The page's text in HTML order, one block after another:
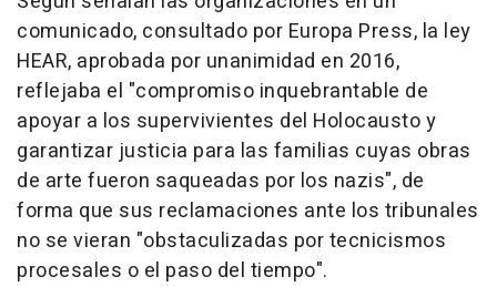
comunicado, consultado por Europa Press, la ley
HEAR, aprobada por unanimidad en 2016,
reflejaba el "compromiso inquebrantable de
apoyar a los supervivientes del Holocausto y
garantizar justicia para las familias cuyas obras
de arte fueron saqueadas por los nazis", de
forma que sus reclamaciones ante los tribunales
no se vieran "obstaculizadas por tecnicismos
procesales o el paso del tiempo".